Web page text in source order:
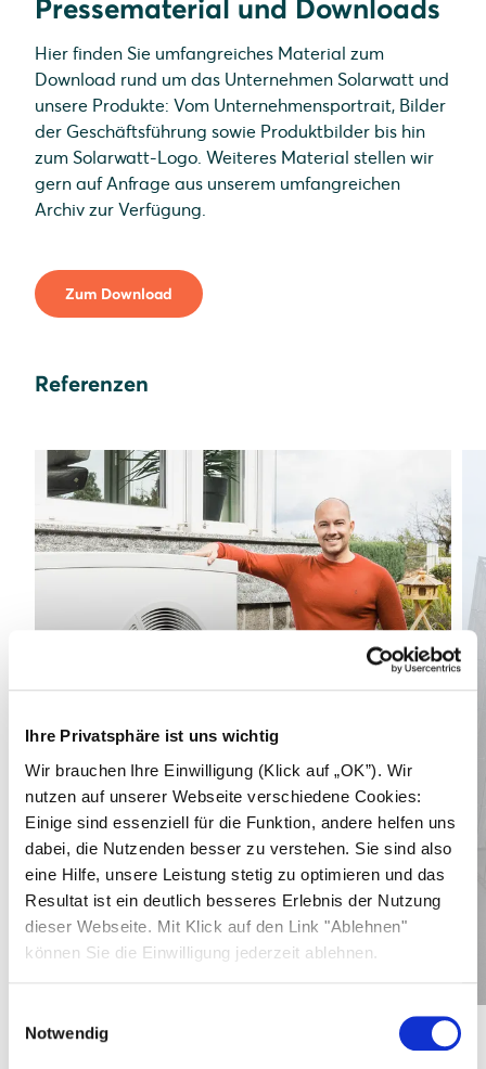
Ihre Privatsphäre ist uns wichtig
Wir brauchen Ihre Einwilligung (Klick auf „OK”). Wir
nutzen auf unserer Webseite verschiedene Cookies:
Einige sind essenziell für die Funktion, andere helfen uns
dabei, die Nutzenden besser zu verstehen. Sie sind also
eine Hilfe, unsere Leistung stetig zu optimieren und das
Resultat ist ein deutlich besseres Erlebnis der Nutzung
dieser Webseite. Mit Klick auf den Link "Ablehnen"
können Sie die Einwilligung jederzeit ablehnen.
Notwendig
Pressematerial und Downloads
Hier finden Sie umfangreiches Material zum
Download rund um das Unternehmen Solarwatt und
unsere Produkte: Vom Unternehmensportrait, Bilder
der Geschäftsführung sowie Produktbilder bis hin
zum Solarwatt-Logo. Weiteres Material stellen wir
gern auf Anfrage aus unserem umfangreichen
Archiv zur Verfügung.
Zum Download
Referenzen
19,3
kWp
Stromkosten pro kWh
Mehr erfahren